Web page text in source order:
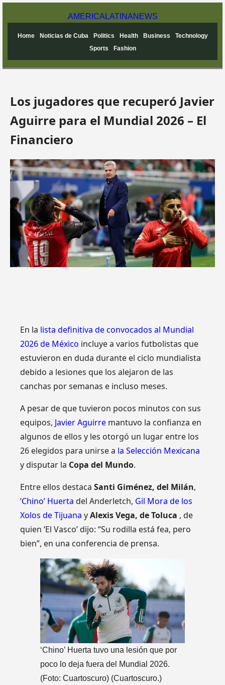
AMERICA LATINANEWS
Home Noticias de Cuba Politics Health Business
Technology
Sports
Fashion
Los jugadores que recuperó Javier
Aguirre para el Mundial 2026 – El
Financiero
En la lista definitiva de convocados al Mundial
2026 de México incluye a varios futbolistas que
estuvieron en duda durante el ciclo mundialista
debido a lesiones que los alejaron de las
canchas por semanas e incluso meses.
A pesar de que tuvieron pocos minutos con sus
equipos, Javier Aguirre mantuvo la confianza en
algunos de ellos y les otorgó un lugar entre los
26 elegidos para unirse a la Selección Mexicana
y disputar la Copa del Mundo.
Entre ellos destacaSanti Giménez, del Milán,
‘Chino’ Huerta del Anderletch, Gil Mora de los
Xolos de Tijuana yAlexis Vega, de Toluca , de
quien ‘El Vasco’ dijo: “Su rodilla está fea, pero
bien”, en una conferencia de prensa.
‘Chino’ Huerta tuvo una lesión que por
poco lo deja fuera del Mundial 2026.
(Foto: Cuartoscuro) (Cuartoscuro.)